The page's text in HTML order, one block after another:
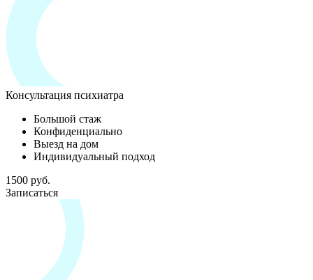
Консультация психиатра
Большой стаж
Конфиденциально
Выезд на дом
Индивидуальный подход
1500 руб.
Записаться